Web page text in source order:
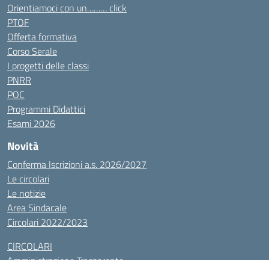
Orientiamoci con un……… click
PTOF
Offerta formativa
Corso Serale
I progetti delle classi
PNRR
POC
Programmi Didattici
Esami 2026
Novità
Conferma Iscrizioni a.s. 2026/2027
Le circolari
Le notizie
Area Sindacale
Circolari 2022/2023
CIRCOLARI